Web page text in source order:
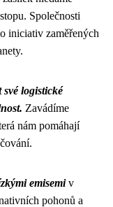
Společnosti
iniciativ zaměřených
své logistické
Zavádíme
nám pomáhají
emisemiv
pohonů a